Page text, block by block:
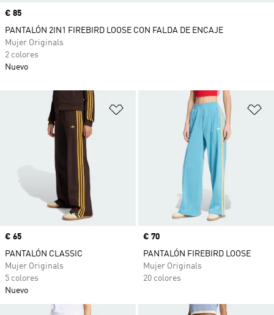
Añadir a la lista de deseos
Precio
€ 65
PANTALÓN CLASSIC
Mujer Originals
5 colores
Nuevo
Precio
€ 70
PANTALÓN FIREBIRD LOOSE
Mujer Originals
20 colores
Precio
€ 85
PANTALÓN 2IN1 FIREBIRD LOOSE CON FALDA DE ENCAJE
Mujer Originals
2 colores
Nuevo